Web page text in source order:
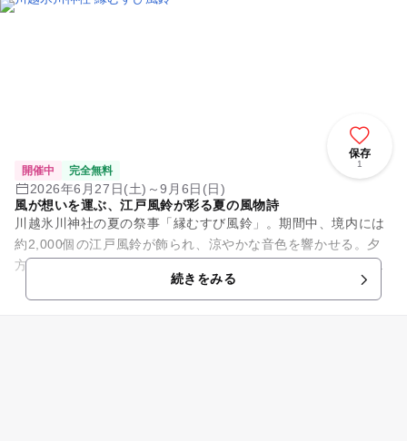
保存
1
開催中 完全無料
2026年6月27日(土)～9月6日(日)
風が想いを運ぶ、江戸風鈴が彩る夏の風物詩
川越氷川神社の夏の祭事「縁むすび風鈴」。期間中、境内には
約2,000個の江戸風鈴が飾られ、涼やかな音色を響かせる。夕
方からは明かりが灯り、風鈴回廊や小川が幻想的にライトアッ
プされる。また、川越氷...続きをみる